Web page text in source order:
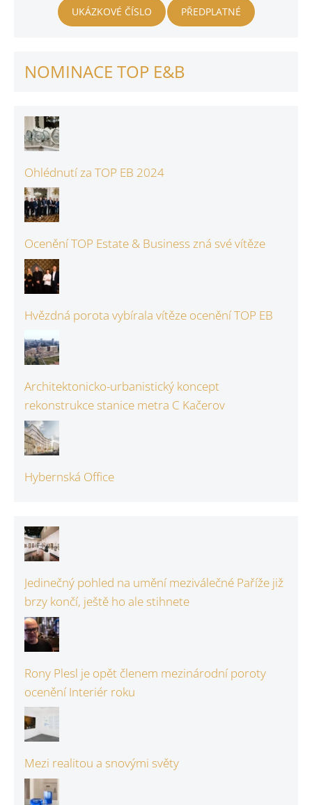
UKÁZKOVÉ ČÍSLO PŘEDPLATNÉ
NOMINACE TOP E&B
Ohlédnutí za TOP EB 2024
Ocenění TOP Estate & Business zná své vítěze
Hvězdná porota vybírala vítěze ocenění TOP EB
Architektonicko-urbanistický koncept
rekonstrukce stanice metra C Kačerov
Hybernská Office
Jedinečný pohled na umění meziválečné Paříže již
brzy končí, ještě ho ale stihnete
Rony Plesl je opět členem mezinárodní poroty
ocenění Interiér roku
Mezi realitou a snovými světy